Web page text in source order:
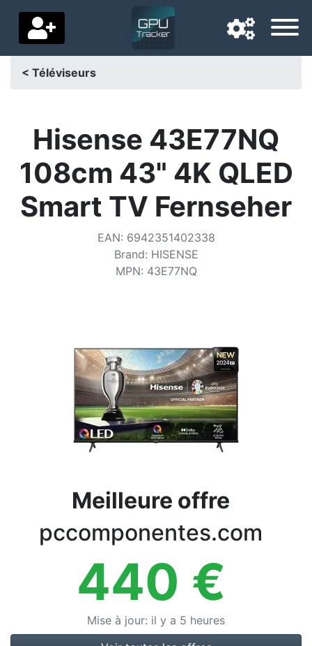
Pays de livraison
Accueil
Baisses de prix
Paramètres
Catégories
< Téléviseurs
Hisense 43E77NQ
108cm 43" 4K QLED
Smart TV Fernseher
EAN: 6942351402338
Brand: HISENSE
MPN: 43E77NQ
Meilleure offre
pccomponentes.com
440 €
Mise à jour: il y a 5 heures